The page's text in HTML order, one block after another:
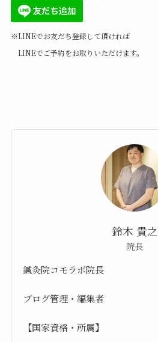
※LINEでお友だち登録して頂ければ
LINEでご予約をお取りいただけます。
鈴木 貴之
院長
鍼灸院コモラボ院長
ブログ管理・編集者
【国家資格・所属】